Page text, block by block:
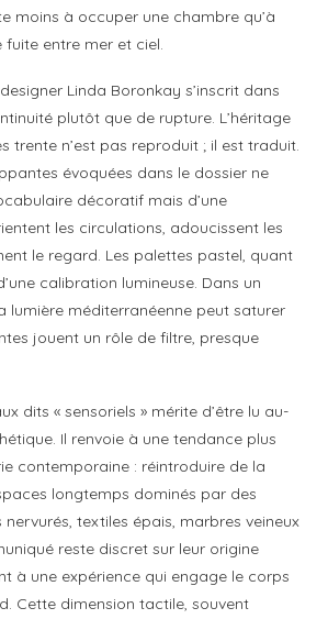
moins à occuper une chambre qu’à
entre mer et ciel.
Linda Boronkay s’inscrit dans
plutôt que de rupture. L’héritage
trente n’est pas reproduit ; il est traduit.
évoquées dans le dossier ne
décoratif mais d’une
les circulations, adoucissent les
le regard. Les palettes pastel, quant
calibration lumineuse. Dans un
lumière méditerranéenne peut saturer
jouent un rôle de filtre, presque
dits « sensoriels » mérite d’être lu au-
Il renvoie à une tendance plus
contemporaine : réintroduire de la
longtemps dominés par des
nervurés, textiles épais, marbres veineux
reste discret sur leur origine
à une expérience qui engage le corps
Cette dimension tactile, souvent